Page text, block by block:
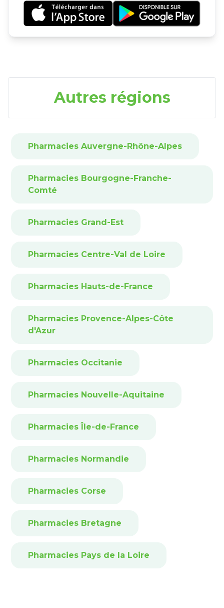
Autres régions
Pharmacies Auvergne-Rhône-Alpes
Pharmacies Bourgogne-Franche-
Comté
Pharmacies Grand-Est
Pharmacies Centre-Val de Loire
Pharmacies Hauts-de-France
Pharmacies Provence-Alpes-Côte
d'Azur
Pharmacies Occitanie
Pharmacies Nouvelle-Aquitaine
Pharmacies Île-de-France
Pharmacies Normandie
Pharmacies Corse
Pharmacies Bretagne
Pharmacies Pays de la Loire